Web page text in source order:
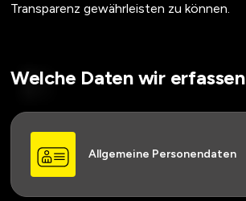
Transparenz gewährleisten zu können.
Welche Daten wir erfassen
Allgemeine Personendaten